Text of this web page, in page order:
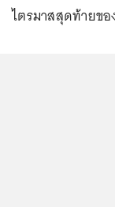
ไตรมาสสุดท้ายข